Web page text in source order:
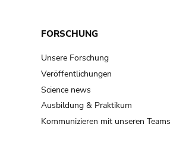
FORSCHUNG
Unsere Forschung
Veröffentlichungen
Science news
Ausbildung & Praktikum
Kommunizieren mit unseren Teams